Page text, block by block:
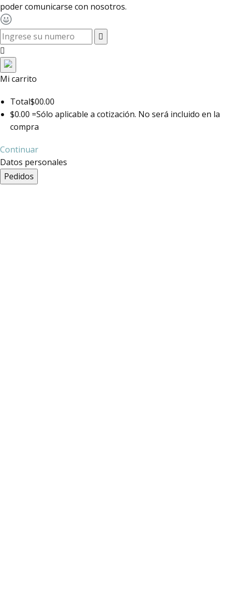
poder comunicarse con nosotros.
toggle navigation
Mi carrito
Total$00.00
$0.00 =Sólo aplicable a cotización. No será incluido en la
compra
Continuar
Datos personales